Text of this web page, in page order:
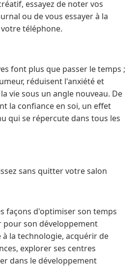
essayez de noter vos
ou de vous essayer à la
téléphone.
font plus que passer le temps ;
réduisent l'anxiété et
vie sous un angle nouveau. De
la confiance en soi, un effet
qui se répercute dans tous les
sans quitter votre salon
façons d'optimiser son temps
pour son développement
à la technologie, acquérir de
explorer ses centres
dans le développement